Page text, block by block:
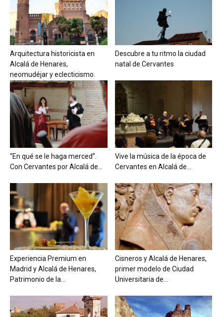
Arquitectura historicista en
Alcalá de Henares,
neomudéjar y eclecticismo.
Descubre a tu ritmo la ciudad
natal de Cervantes
“En qué se le haga merced”.
Con Cervantes por Alcalá de...
Vive la música de la época de
Cervantes en Alcalá de...
Experiencia Premium en
Madrid y Alcalá de Henares,
Patrimonio de la...
Cisneros y Alcalá de Henares,
primer modelo de Ciudad
Universitaria de...